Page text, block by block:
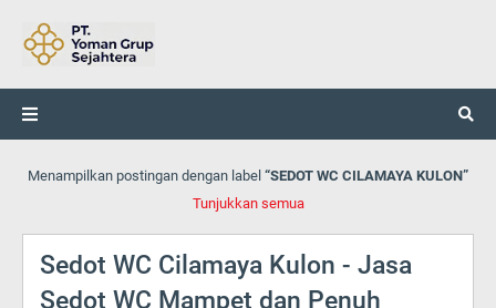
Menampilkan postingan dengan label
SEDOT WC CILAMAYA KULON
Tunjukkan semua
Sedot WC Cilamaya Kulon - Jasa
Sedot WC Mampet dan Penuh